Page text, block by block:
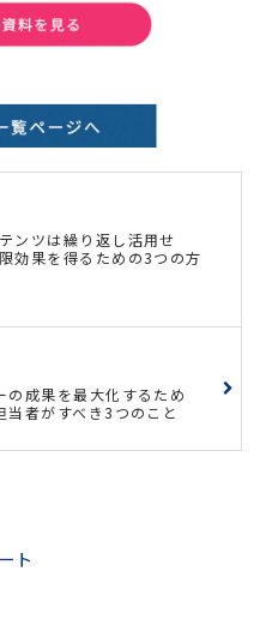
ンツは繰り返し活用せ
効果を得るための3つの方
の成果を最大化するため
当者がすべき3つのこと
ト